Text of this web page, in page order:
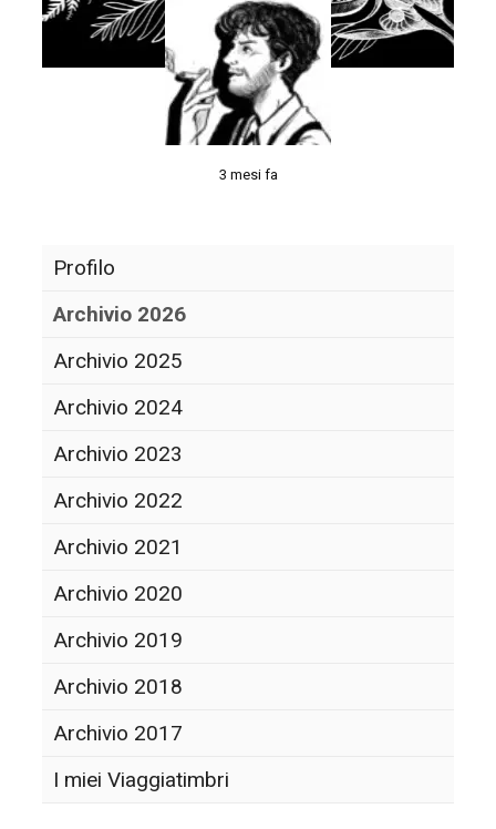
3 mesi fa
Profilo
Archivio 2026
Archivio 2025
Archivio 2024
Archivio 2023
Archivio 2022
Archivio 2021
Archivio 2020
Archivio 2019
Archivio 2018
Archivio 2017
I miei Viaggiatimbri